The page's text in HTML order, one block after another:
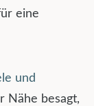
eine
und
Nähe besagt,